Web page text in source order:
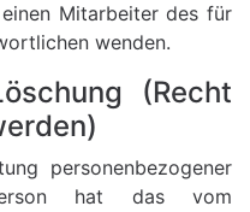
Mitarbeiter des für
wenden.
(Recht
personenbezogener
hat das vom